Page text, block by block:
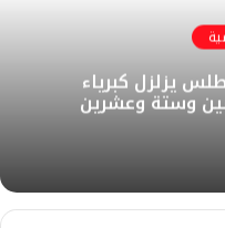
يزلزل كبرياء
وستة وعشرين